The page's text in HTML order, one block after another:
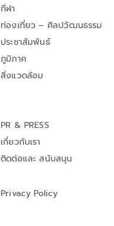
กีฬา
ท่องเที่ยว – ศิลปวัฒนธรรม
ประชาสัมพันธ์
ภูมิภาค
สิ่งแวดล้อม
PR & PRESS
เกี่ยวกับเรา
ติดต่อและ สนับสนุน
Privacy Policy